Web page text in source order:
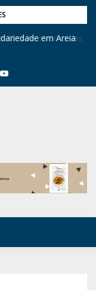
de Inverno das
em Areia